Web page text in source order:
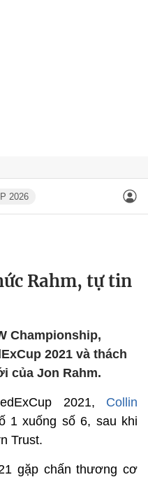
2026
Rahm, tự tin
Championship,
2021 và thách
của Jon Rahm.
2021, Collin
1 xuống số 6, sau khi
Trust.
gặp chấn thương cơ